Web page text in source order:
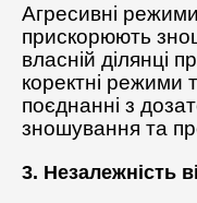
Агресивні
прискорюють
власній ділянці
коректні режими
поєднанні з
зношування та
3. Незалежність